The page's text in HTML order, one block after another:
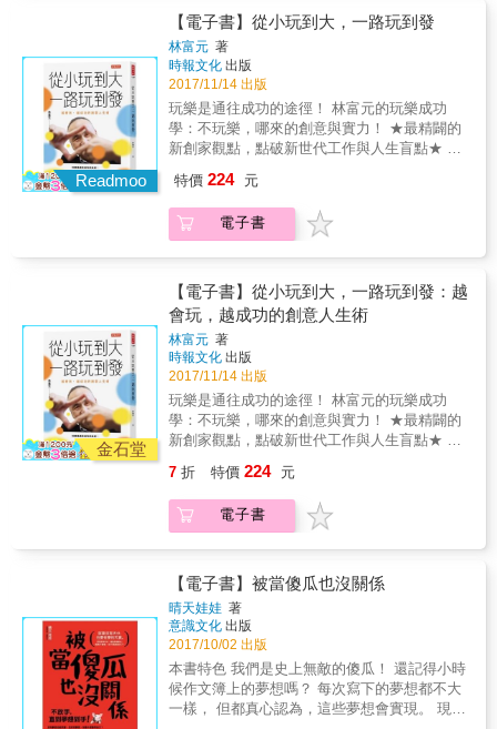
定。 人家說，在銀行上班等同捧著金飯碗，更
且像智偉這樣已經有十年資歷的資深行員，這
一生更是生計無虞。但智偉卻選擇在三十多歲
黃金時刻離職。因為他覺得時候到了。 這時候
收入「無上限」的財富， 而這是任何體制內服
務得不到的。 但要做這樣的抉擇容易嗎？要放
棄安穩的收入來源前，真的已經做出明確的評
估了嗎？ 其實智偉的個性絕非衝動莽撞型，相
定跳出上班族舒適圈，前提絕對是他已經做好
準備。
夢。 有夢最美，我知道你是有夢的人。 祝你們
心想事成。
服務人群或其他淑世的職志。當然，也要包括
轉念再起篇，他們的人生雖經歷挫折也曾跌落
谷底，他們後來也找出自己新的人生路。最
後，攀登巔峰篇，則介紹三位追求事業，帶來
新突破新境界的故事。 我們人人都有自己的夢
想，每個夢想都有不同的模式。也許坊間介紹
了許多不同的大師及專業學者，教我們如何做
夢追夢築夢，但這裡，我們則是透過來自實戰
領域第一線的現身說法，和各位讀者分享他們
20篇真情告白、真心分享與真誠建言。 相信不
論你身處哪一個行業，都能在這裡找到對你有
用的人生箴言或參考觀點。 生命是值得奮鬥、
值得追求、值得用美夢來構築的無悔人生。 願
大家都找到自己的夢，並且真正去落實這個
夢。 有夢最美，我知道你是有夢的人。 祝你們
心想事成。
難。不久，又碰上攀岩者最大的噩夢──在一場
意外中失去左手食指。後來，妻子也離開了
他。 考德威爾從一場又一場的考驗中站起來。
每多碰上一次挫折，就多一分堅定的意志。他
把目光放在自由攀登酋長岩最大、最陡峭、最
光滑的岩壁──「黎明之牆」。他必須靠著幾公
釐的皮膚接觸，攀爬僅十分硬幣寬的岩石邊
緣，記憶數千數萬個身體細部動作，並以無懈
可擊的精確度執行。考德威爾耗費超過七年的
時間，熟悉在一片花崗岩海中攀登「黎明之
牆」的路線。那段期間，他重新定義了攀岩運
動，再度找到愛侶，並升格為父親。 本書扣人
的故事，喚醒人類天生對冒險的渴望，提醒我
們每個人都具備不凡的潛能。 湯米‧考德威爾
──攀岩生涯的輝煌記錄 （資料來源：
Patagonia官網） ● 史上自由攀登加州優勝美地
國家公園酋長岩黎明之牆（Dawn Wall on El
Capitan）第一人 ● 史上攀登巴塔哥尼亞查爾騰
山費茲Z型道（Fitz Traverse, Chalt&eacute;n
Massif）第一人 ● 史上自由攀登加州優勝美地
國家公園酋長岩穆爾岩壁（Muir Wall）第一人
● 史上自由攀登加州優勝美地國家公園酋長岩
5.14a）第一人 ● 史上自由攀登加州優勝美地國
家公園酋長岩內角岩壁（Dihedral Wall，級
數：VI 5.14a）第一人 ● 史上自由連攀加州優
（Freerider）路線第一人 ● 史上攀登科羅拉多
朗斯峰蜜月殺手（The Honeymoon is Over,
Longs Peak，級數：V 5.13）第一人 ● 史上攀
登科羅拉多孤獨堡壘弗雷克斯路瑟（Flex
Luthor, Fortress of Solitude，級數：
5.14d/15a）第一人 ● 史上自由攀登巴塔哥尼亞
費茲洛伊峰優雅路線（Linea di Eleganza, Fitz
22K低薪、年金快要破產的年代。如果為求安穩
而不敢去世界闖蕩，還能成為自己想成為的人
嗎？ 「台灣社會就像一盤豐盛的桌菜，到了我
們念高中大學時，桌上已剩菜尾，到了我們準
備就業時，已經杯盤狼藉、吃乾抹盡。」──＜
像我這樣七年級的人＞‧蘇瑋璇 本書作者誠實記
錄了自己曾經如何在高中立定志向，卻在醫學
院畢業前夕對未來感到茫然，而決定奮力一
擊，尋找新方向。在對世界投遞出一封封履歷
會，與夢寐以求的世界一流人才共事，以及跨
出舒適圈後所看過的、感受過的艱難。 希望每
個正在迷惘中的你，都可以在這些茫然與勇氣
Readmoo
【電子書】從小玩到大，一路玩到發
林富元 著
時報文化 出版
2017/11/14 出版
玩樂是通往成功的途徑！ 林富元的玩樂成功
學：不玩樂，哪來的創意與實力！ ★最精闢的
新創家觀點，點破新世代工作與人生盲點★ ★
★ 誰在阻撓你痛快一生？等待，不會迎來「好
玩人生」 「現在」就是啟動理想工作與好玩人
生的時刻 越好玩的，越有機會成功。 面對未來
是你的！ 未來是個一切「重新接線平臺經濟的
世界」，新價值必須超越「從無到有」，經由
全方位平臺來顯現「使用者經驗的滿足」。特
別需求新世代具有垂直特殊才能與水平寬廣知
識的新鮮人。 所有你現在習以為常的日常事
情，每一樣都會被重新思考，每一樣都會被改
換以新的方式來呈現來執行。新應用會每天巨
量出現，未來是自由多元的市場，讓你自主自
由選擇。有才華又勇敢投入，你就會有機會。
你選擇的玩，來自於持久的真誠熱情。事業的
殊才能」去淋漓盡致發揮，就能形成與他人的
優勢區隔。具有「別無退路的決心」能長久堅
持，要玩就玩到底，要有勇敢而無退路的決
盡致的發揮自己！ &rarr;檢視自己的才華能力：
擅長什麼？做什麼覺得容易？ &rarr;瞭解自己的
特質特性：你的風格以及與別人的差異區隔？
&rarr;相信自己的內心理想：夢想中最喜歡的終
生職業與事業是什麼？ &rarr;將才華能力、特質
特性、內心理想這三樣東西緊密連結，毫不妥
協地開始發揮. &rarr;讓每個人認識你的才華：
特價 224 元
電子書
金石堂
【電子書】從小玩到大，一路玩到發：越
會玩，越成功的創意人生術
林富元 著
時報文化 出版
2017/11/14 出版
玩樂是通往成功的途徑！ 林富元的玩樂成功
學：不玩樂，哪來的創意與實力！ ★最精闢的
新創家觀點，點破新世代工作與人生盲點★ ★
★ 誰在阻撓你痛快一生？等待，不會迎來「好
玩人生」 「現在」就是啟動理想工作與好玩人
生的時刻 越好玩的，越有機會成功。 面對未來
是你的！ 未來是個一切「重新接線平臺經濟的
世界」，新價值必須超越「從無到有」，經由
全方位平臺來顯現「使用者經驗的滿足」。特
別需求新世代具有垂直特殊才能與水平寬廣知
識的新鮮人。 所有你現在習以為常的日常事
情，每一樣都會被重新思考，每一樣都會被改
換以新的方式來呈現來執行。新應用會每天巨
量出現，未來是自由多元的市場，讓你自主自
7 折 特價 224 元
電子書
【電子書】被當傻瓜也沒關係
晴天娃娃 著
意識文化 出版
2017/10/02 出版
本書特色 我們是史上無敵的傻瓜！ 還記得小時
候作文簿上的夢想嗎？ 每次寫下的夢想都不大
一樣， 但都真心認為，這些夢想會實現。 現在